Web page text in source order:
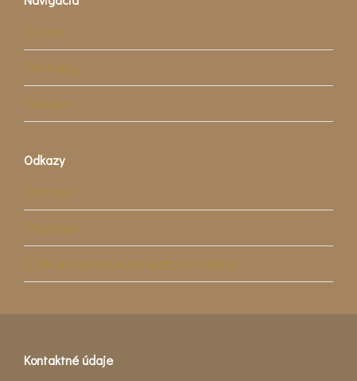
O nás
Katalógy
Galéria
Odkazy
Kontakt
Cookies
Zásady spracovania osobných údajov
Kontaktné údaje